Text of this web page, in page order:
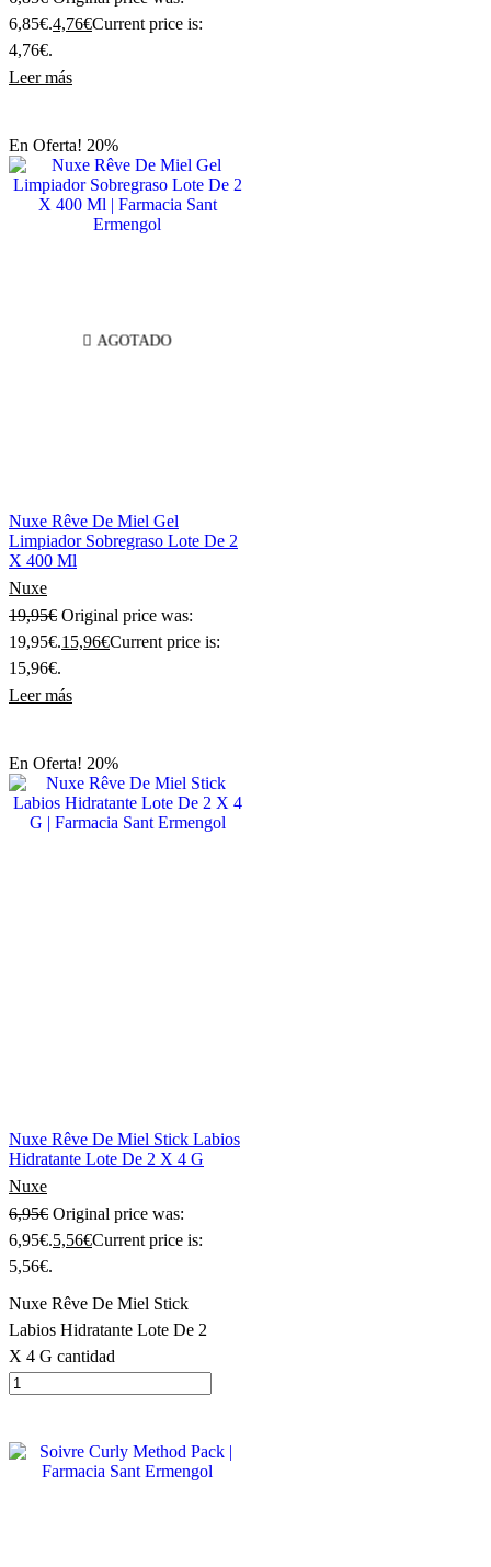
6,85€.4,76€Current price is:
4,76€.
Leer más
En Oferta! 20%
AGOTADO
Nuxe Rêve De Miel Gel
Limpiador Sobregraso Lote De 2
X 400 Ml
Nuxe
19,95€ Original price was:
19,95€.15,96€Current price is:
15,96€.
Leer más
En Oferta! 20%
Nuxe Rêve De Miel Stick Labios
Hidratante Lote De 2 X 4 G
Nuxe
6,95€ Original price was:
6,95€.5,56€Current price is:
5,56€.
Nuxe Rêve De Miel Stick
Labios Hidratante Lote De 2
X 4 G cantidad